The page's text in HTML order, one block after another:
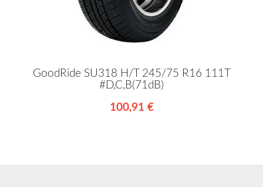
GoodRide SU318 H/T 245/75 R16 111T
#D,C,B(71dB)
100,91 €